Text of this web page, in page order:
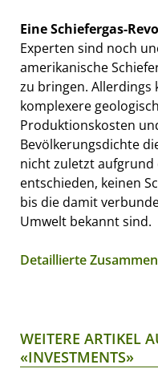
Eine Schiefergas-
Experten sind noch
amerikanische
zu bringen. Allerdings
komplexere
Produktionskosten
Bevölkerungsdichte
nicht zuletzt
entschieden, keinen
bis die damit
Umwelt bekannt sind.
Detaillierte
WEITERE ARTIKEL
«INVESTMENTS»